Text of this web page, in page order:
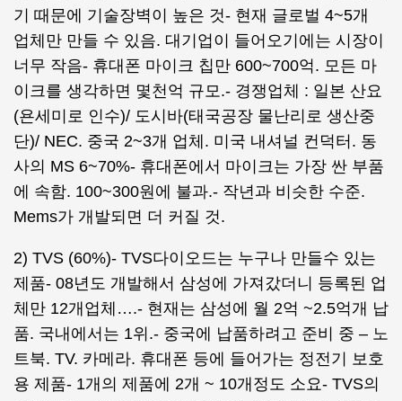
기 때문에 기술장벽이 높은 것- 현재 글로벌 4~5개
업체만 만들 수 있음. 대기업이 들어오기에는 시장이
너무 작음- 휴대폰 마이크 칩만 600~700억. 모든 마
이크를 생각하면 몇천억 규모.- 경쟁업체 : 일본 산요
(욘세미로 인수)/ 도시바(태국공장 물난리로 생산중
단)/ NEC. 중국 2~3개 업체. 미국 내셔널 컨덕터. 동
사의 MS 6~70%- 휴대폰에서 마이크는 가장 싼 부품
에 속함. 100~300원에 불과.- 작년과 비슷한 수준.
Mems가 개발되면 더 커질 것.
2) TVS (60%)- TVS다이오드는 누구나 만들수 있는
제품- 08년도 개발해서 삼성에 가져갔더니 등록된 업
체만 12개업체….- 현재는 삼성에 월 2억 ~2.5억개 납
품. 국내에서는 1위.- 중국에 납품하려고 준비 중 – 노
트북. TV. 카메라. 휴대폰 등에 들어가는 정전기 보호
용 제품- 1개의 제품에 2개 ~ 10개정도 소요- TVS의